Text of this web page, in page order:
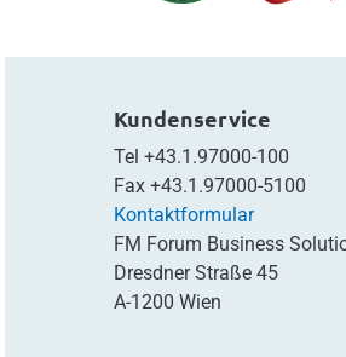
Kundenservice
Tel +43.1.97000-100
Fax +43.1.97000-5100
Kontaktformular
FM Forum Business
Dresdner Straße 45
A-1200 Wien